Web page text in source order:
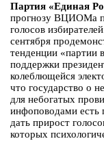
Партия «Единая
прогнозу ВЦИОМа
голосов
сентября
тенденции «партии
поддержки
колеблющейся
что государство о
для небогатых
инфоповодами есть
дать прирост
которых